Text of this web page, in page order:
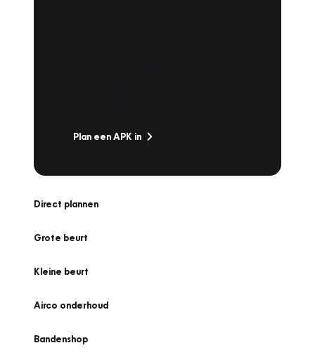
Plan een APK in
Direct plannen
Grote beurt
Kleine beurt
Airco onderhoud
Bandenshop